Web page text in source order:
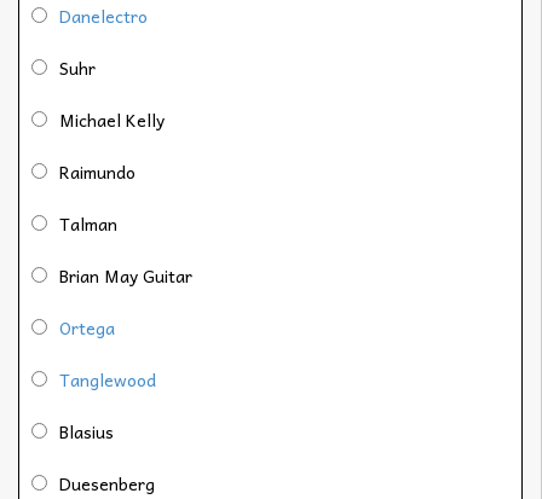
Danelectro
Suhr
Michael Kelly
Raimundo
Talman
Brian May Guitar
Ortega
Tanglewood
Blasius
Duesenberg